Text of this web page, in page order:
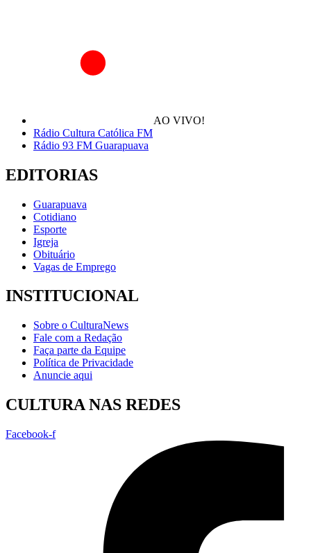
AO VIVO!
Rádio Cultura Católica FM
Rádio 93 FM Guarapuava
EDITORIAS
Guarapuava
Cotidiano
Esporte
Igreja
Obituário
Vagas de Emprego
INSTITUCIONAL
Sobre o CulturaNews
Fale com a Redação
Faça parte da Equipe
Política de Privacidade
Anuncie aqui
CULTURA NAS REDES
Facebook-f